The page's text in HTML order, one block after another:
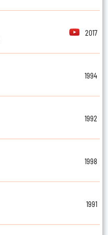
2017
1994
1992
1998
1991